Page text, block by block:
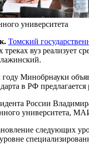
университета
Томский
треках вуз реализует
Минобрнауки
в РФ
России
следующих